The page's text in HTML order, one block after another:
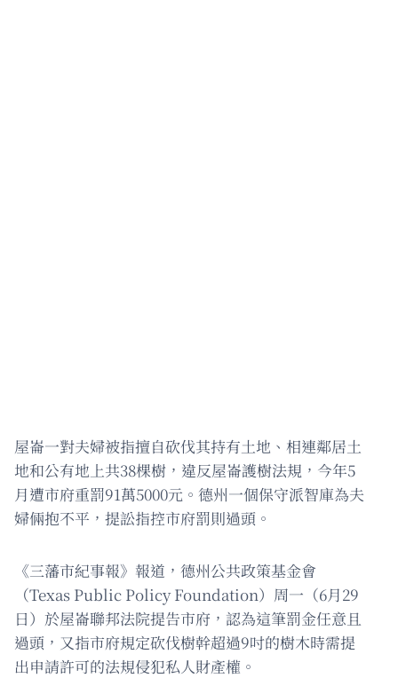
屋崙一對夫婦被指擅自砍伐其持有土地、相連鄰居土
地和公有地上共38棵樹，違反屋崙護樹法規，今年5
月遭市府重罰91萬5000元。德州一個保守派智庫為夫
婦倆抱不平，提訟指控市府罰則過頭。
《三藩市紀事報》報道，德州公共政策基金會
（Texas Public Policy Foundation）周一（6月29
日）於屋崙聯邦法院提告市府，認為這筆罰金任意且
過頭，又指市府規定砍伐樹幹超過9吋的樹木時需提
出申請許可的法規侵犯私人財產權。